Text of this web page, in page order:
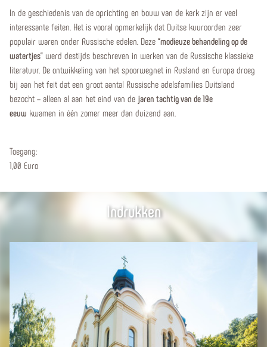
In de geschiedenis van de oprichting en bouw van de kerk zijn er veel
interessante feiten. Het is vooral opmerkelijk dat Duitse kuuroorden zeer
populair waren onder Russische edelen. Deze “modieuze behandeling op de
watertjes” werd destijds beschreven in werken van de Russische klassieke
literatuur. De ontwikkeling van het spoorwegnet in Rusland en Europa droeg
bij aan het feit dat een groot aantal Russische adelsfamilies Duitsland
bezocht – alleen al aan het eind van de jaren tachtig van de 19e
eeuw kwamen in één zomer meer dan duizend aan.
Toegang:
1,00 Euro
Indrukken